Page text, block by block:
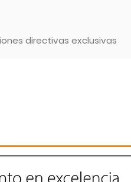
directivas exclusivas